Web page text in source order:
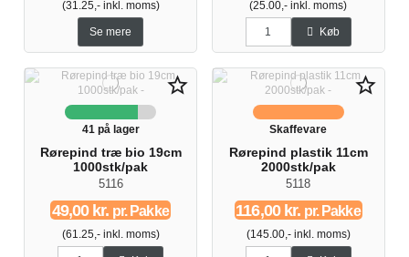
(31.25,- inkl. moms)
Se mere
(25.00,- inkl. moms)
Køb
star_border
41 på lager
Rørepind træ bio 19cm
1000stk/pak
5116
49,00 kr. pr. Pakke
(61.25,- inkl. moms)
star_border
Skaffevare
Rørepind plastik 11cm
2000stk/pak
5118
116,00 kr. pr. Pakke
(145.00,- inkl. moms)